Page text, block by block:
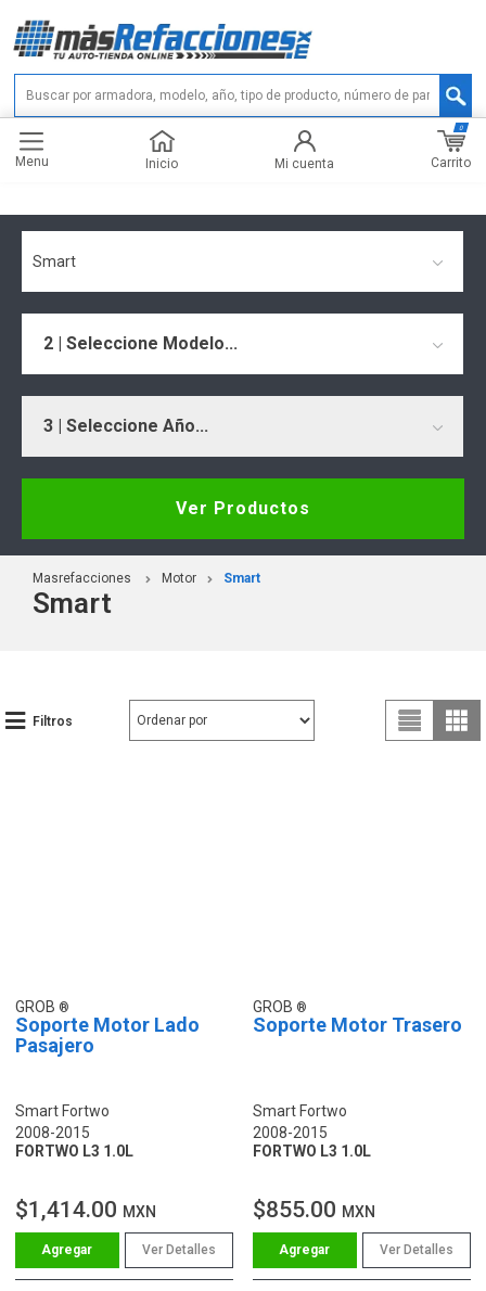
Menu Inicio Mi cuenta Carrito
0
Smart
2 | Seleccione Modelo...
3 | Seleccione Año...
Ver Productos
Masrefacciones Motor Smart
Smart
Filtros
GROB
Soporte Motor Lado
Pasajero
Smart Fortwo
2008-2015
FORTWO L3 1.0L
$1,414.00 MXN
Ver Detalles
GROB
Soporte Motor Trasero
Smart Fortwo
2008-2015
FORTWO L3 1.0L
$855.00 MXN
Ver Detalles